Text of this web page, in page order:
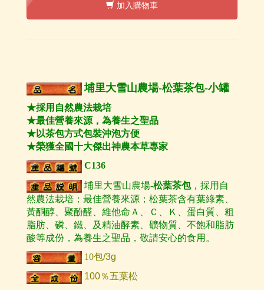
加入購物車
埔里大雪山農場-松葉茶包-小罐
★採用自然農法栽培
★最佳營養來源，為養生之聖品
★以茶包方式包裝沖泡方便
★榮獲全國十大傑出神農本草專家
C136
埔里大雪山農場-松葉茶包， 採用自
然農法栽培； 最佳營養來源；松葉茶含有葉綠素、
黃酮醇、聚酚醛、維他命Ａ、Ｃ、Ｋ、蛋白質、粗
脂肪、磷、鐵、及精油酵素、礦物質、不飽和脂肪
酸等成份，為養生之聖品，敬請安心的食用。
10包/3g
100％五葉松